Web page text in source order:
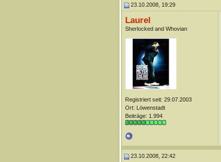
23.10.2008, 19:29
Laurel
Sherlocked and Whovian
Registriert seit: 29.07.2003
Ort: Löwenstadt
Beiträge: 1.994
23.10.2008, 22:42